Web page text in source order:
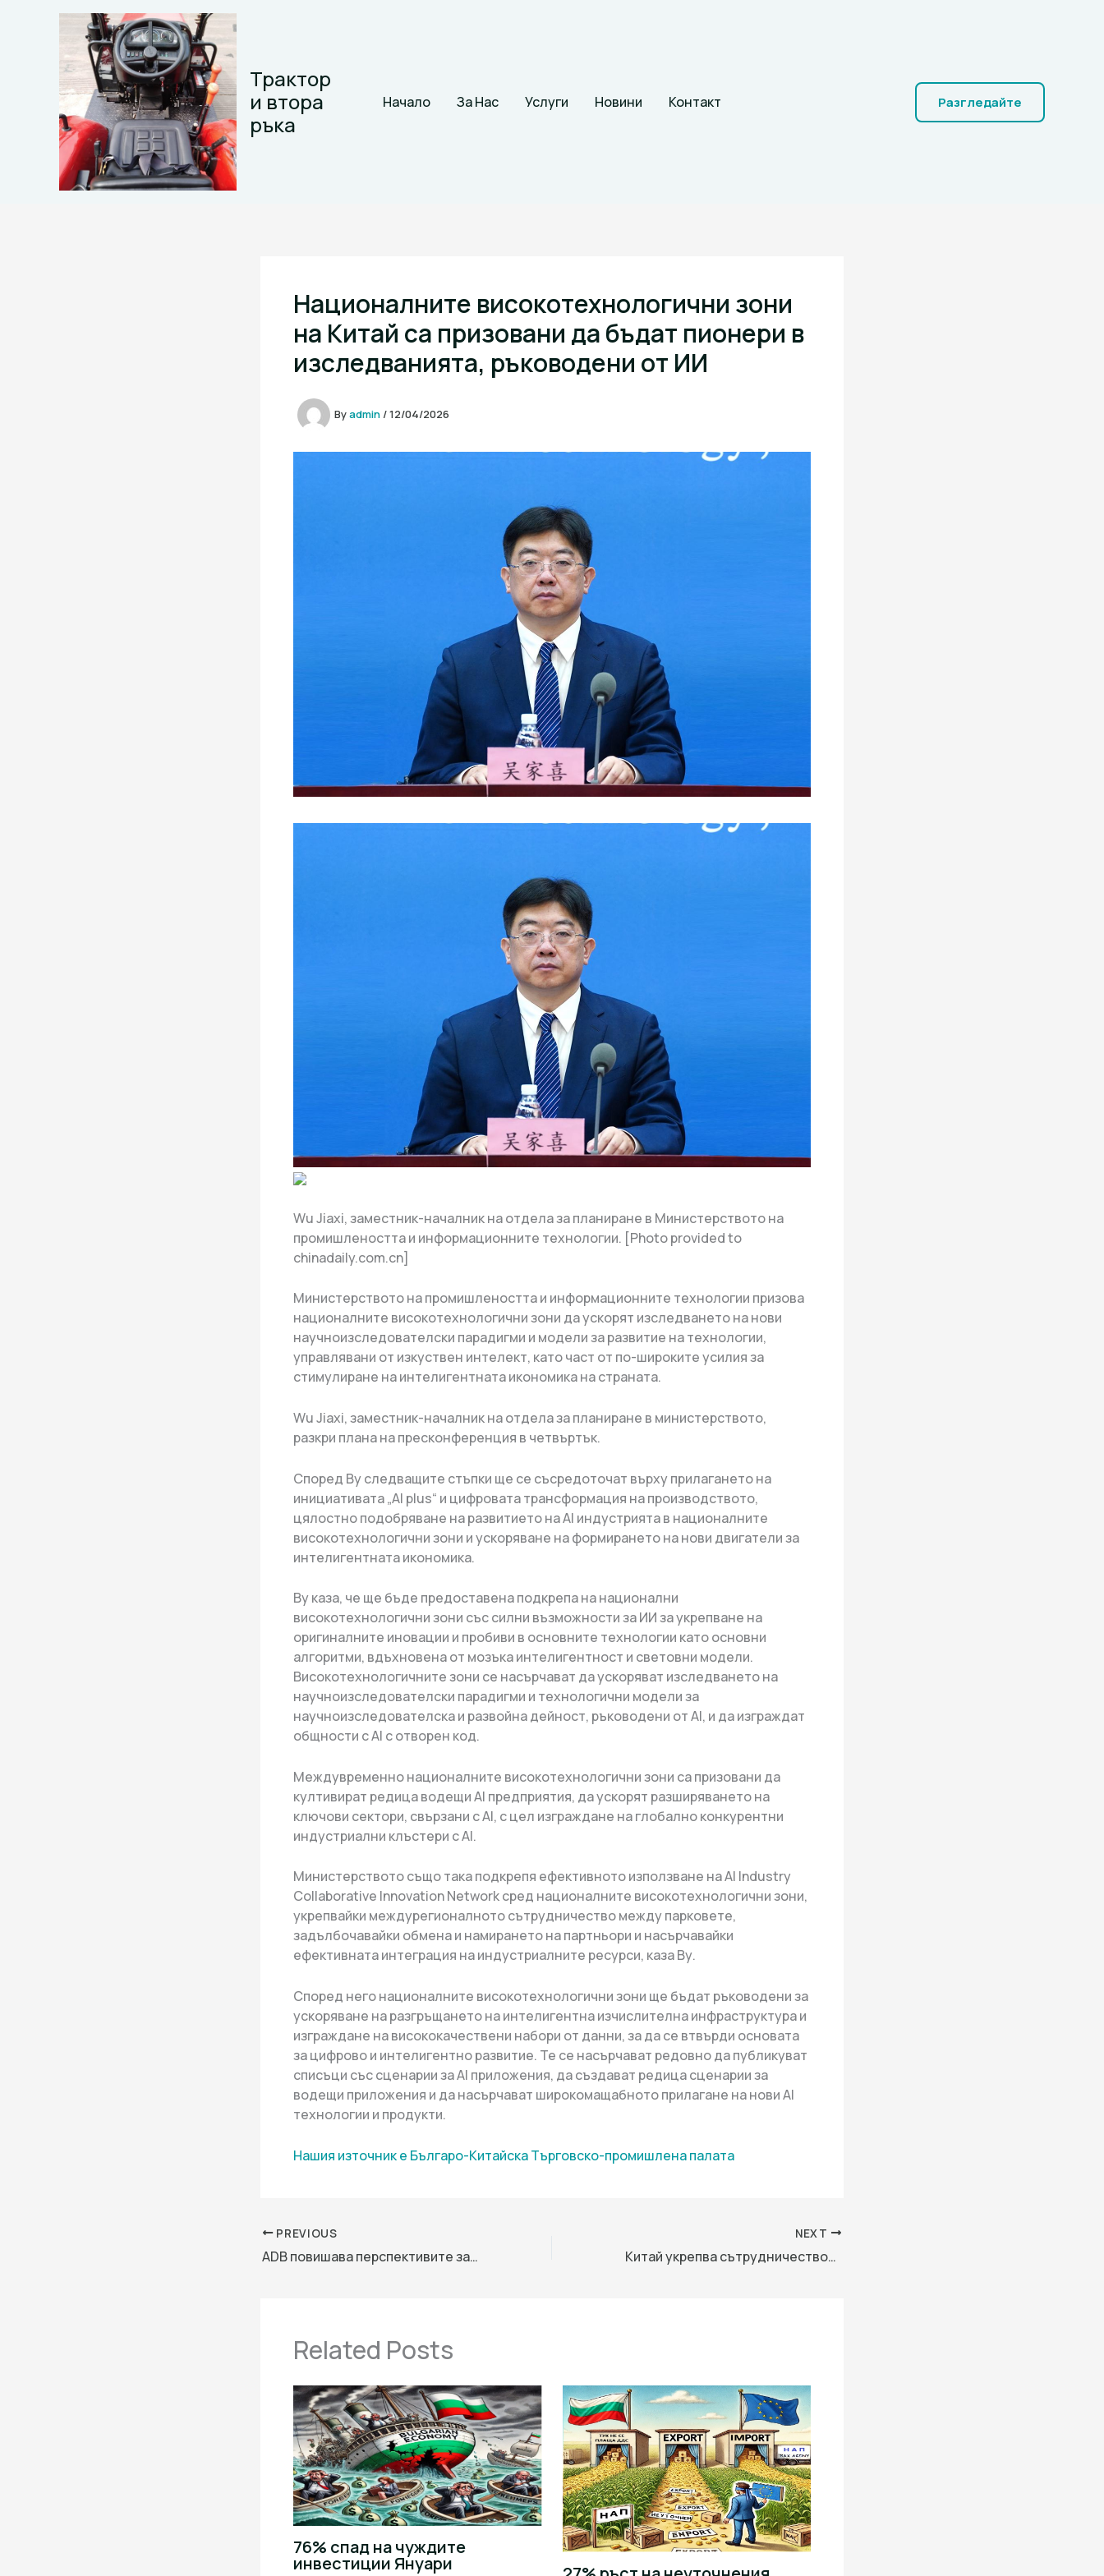
Трактор
и втора
ръка
Начало За Нас Услуги Новини Контакт Разгледайте
Националните високотехнологични зони
на Китай са призовани да бъдат пионери в
изследванията, ръководени от ИИ
Byadmin /12/04/2026
Wu Jiaxi, заместник-началник на отдела за планиране в Министерството на
промишлеността и информационните технологии. [Photo provided to
chinadaily.com.cn]
Министерството на промишлеността и информационните технологии призова
националните високотехнологични зони да ускорят изследването на нови
научноизследователски парадигми и модели за развитие на технологии,
управлявани от изкуствен интелект, като част от по-широките усилия за
стимулиране на интелигентната икономика на страната.
Wu Jiaxi, заместник-началник на отдела за планиране в министерството,
разкри плана на пресконференция в четвъртък.
Според Ву следващите стъпки ще се съсредоточат върху прилагането на
инициативата „AI plus“ и цифровата трансформация на производството,
цялостно подобряване на развитието на AI индустрията в националните
високотехнологични зони и ускоряване на формирането на нови двигатели за
интелигентната икономика.
Ву каза, че ще бъде предоставена подкрепа на национални
високотехнологични зони със силни възможности за ИИ за укрепване на
оригиналните иновации и пробиви в основните технологии като основни
алгоритми, вдъхновена от мозъка интелигентност и световни модели.
Високотехнологичните зони се насърчават да ускоряват изследването на
научноизследователски парадигми и технологични модели за
научноизследователска и развойна дейност, ръководени от AI, и да изграждат
общности с AI с отворен код.
Междувременно националните високотехнологични зони са призовани да
култивират редица водещи AI предприятия, да ускорят разширяването на
ключови сектори, свързани с AI, с цел изграждане на глобално конкурентни
индустриални клъстери с AI.
Министерството също така подкрепя ефективното използване на AI Industry
Collaborative Innovation Network сред националните високотехнологични зони,
укрепвайки междурегионалното сътрудничество между парковете,
задълбочавайки обмена и намирането на партньори и насърчавайки
ефективната интеграция на индустриалните ресурси, каза Ву.
Според него националните високотехнологични зони ще бъдат ръководени за
ускоряване на разгръщането на интелигентна изчислителна инфраструктура и
изграждане на висококачествени набори от данни, за да се втвърди основата
за цифрово и интелигентно развитие. Те се насърчават редовно да публикуват
списъци със сценарии за AI приложения, да създават редица сценарии за
водещи приложения и да насърчават широкомащабното прилагане на нови AI
технологии и продукти.
Нашия източник е Българо-Китайска Търговско-промишлена палaта
PREVIOUS
ADB повишава перспективите за растеж на Китай, тъй като износът и инвестициите във високи технологии дават импулс
NEXT
Китай укрепва сътрудничеството в научните паркове със страните от BRI
Related Posts
76% спад на чуждите
инвестиции Януари